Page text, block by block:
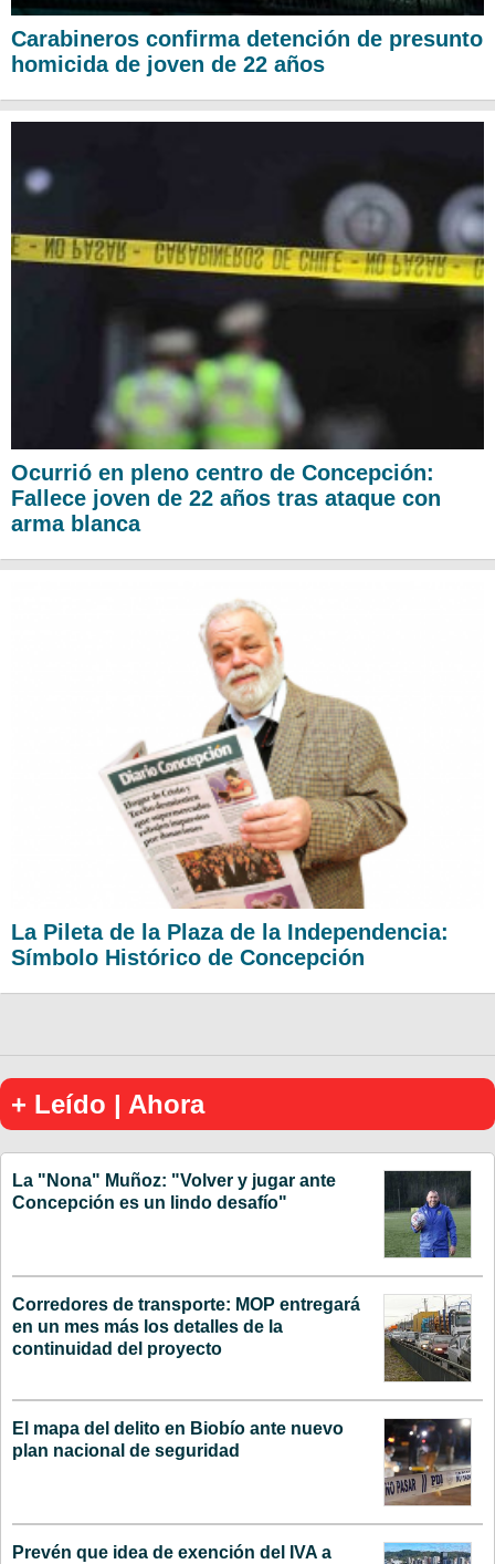
Carabineros confirma detención de presunto
homicida de joven de 22 años
Ocurrió en pleno centro de Concepción:
Fallece joven de 22 años tras ataque con
arma blanca
La Pileta de la Plaza de la Independencia:
Símbolo Histórico de Concepción
+ Leído | Ahora
La "Nona" Muñoz: "Volver y jugar ante
Concepción es un lindo desafío"
Corredores de transporte: MOP entregará
en un mes más los detalles de la
continuidad del proyecto
El mapa del delito en Biobío ante nuevo
plan nacional de seguridad
Prevén que idea de exención del IVA a